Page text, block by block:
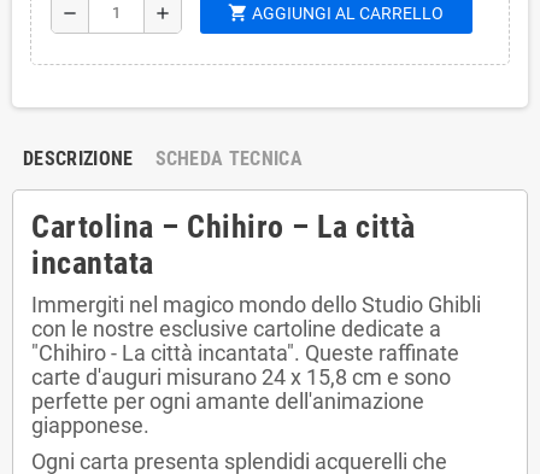
remove add shopping_cart AGGIUNGI AL CARRELLO
DESCRIZIONE SCHEDA TECNICA
Cartolina – Chihiro – La città
incantata
Immergiti nel magico mondo dello Studio Ghibli
con le nostre esclusive cartoline dedicate a
"Chihiro - La città incantata". Queste raffinate
carte d'auguri misurano 24 x 15,8 cm e sono
perfette per ogni amante dell'animazione
giapponese.
Ogni carta presenta splendidi acquerelli che